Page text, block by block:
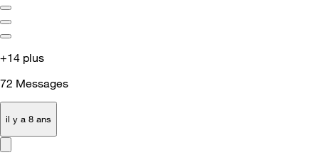
+14 plus
72 Messages
il y a 8 ans